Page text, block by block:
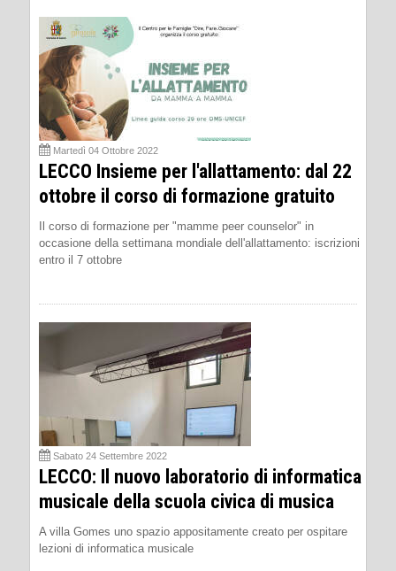
Martedì 04 Ottobre 2022
LECCO Insieme per l'allattamento: dal 22
ottobre il corso di formazione gratuito
Il corso di formazione per "mamme peer counselor" in
occasione della settimana mondiale dell'allattamento: iscrizioni
entro il 7 ottobre
Sabato 24 Settembre 2022
LECCO: Il nuovo laboratorio di informatica
musicale della scuola civica di musica
A villa Gomes uno spazio appositamente creato per ospitare
lezioni di informatica musicale